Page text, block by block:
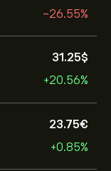
-26.55%
31.25‎$‎
+20.56%
23.75‎€‎
+0.85%